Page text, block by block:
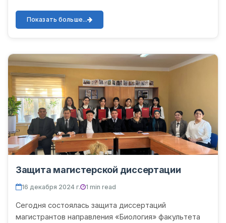
наук Ургенчского г...
Показать больше...
Защита магистерской диссертации
16 декабря 2024 г. 1 min read
Сегодня состоялась защита диссертаций
магистрантов направления «Биология» факультета